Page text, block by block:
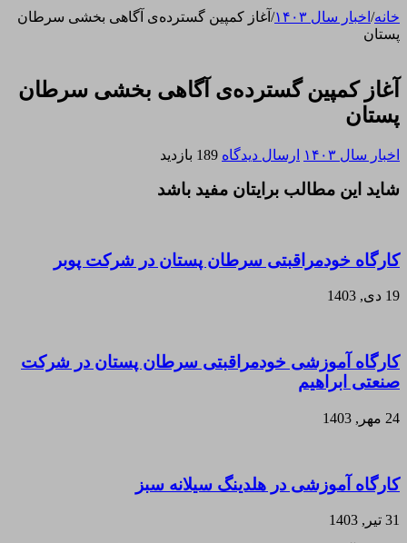
خانه/ اخبار سال ۱۴۰۳ / آغاز کمپین گسترده‌ی آگاهی بخشی سرطان
پستان
آغاز کمپین گسترده‌ی آگاهی بخشی سرطان
پستان
اخبار سال ۱۴۰۳ ارسال دیدگاه 189 بازدید
شاید این مطالب برایتان مفید باشد
کارگاه خودمراقبتی سرطان پستان در شرکت پوبر
19 دی, 1403
کارگاه آموزشی خودمراقبتی سرطان پستان در شرکت
صنعتی ابراهیم
24 مهر, 1403
کارگاه آموزشی در هلدینگ سیلانه سبز
31 تیر, 1403